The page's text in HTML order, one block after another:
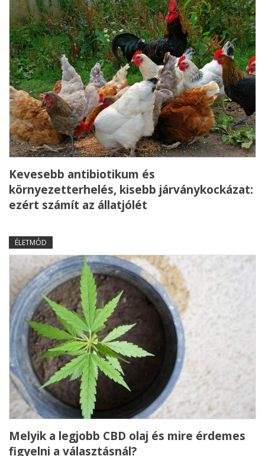
Kevesebb antibiotikum és
környezetterhelés, kisebb járványkockázat:
ezért számít az állatjólét
ÉLETMÓD
Melyik a legjobb CBD olaj és mire érdemes
figyelni a választásnál?